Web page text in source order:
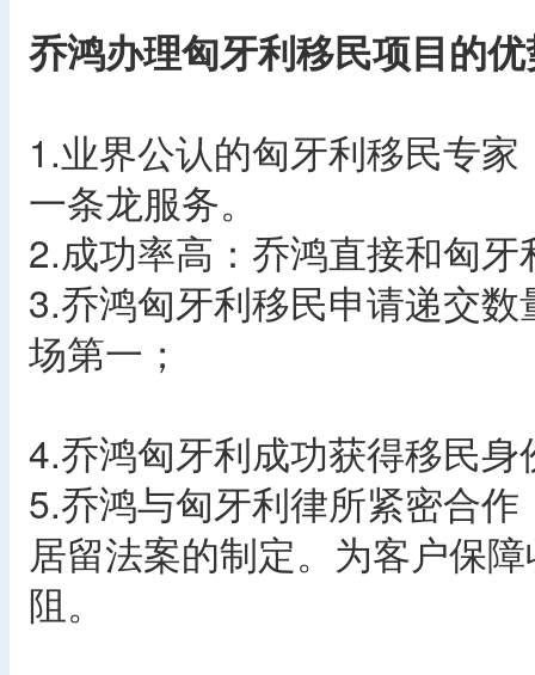
乔鸿办理匈牙利移民项目的
1.业界公认的匈牙利移民专
一条龙服务。
2.成功率高：乔鸿直接和匈
3.乔鸿匈牙利移民申请递交
场第一；
4.乔鸿匈牙利成功获得移民
5.乔鸿与匈牙利律所紧密合
居留法案的制定。为客户保
阻。